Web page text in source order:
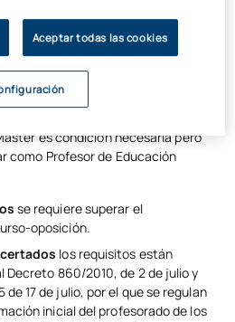
profesorado está dirigido a los
deseen ejercer la docencia en
Bachillerato, Formación
Idiomas, y tengan una formación
a la especialidad
es condición necesaria pero
como Profesor de Educación
se requiere superar el
oposición.
los requisitos están
Decreto 860/2010, de 2 de julio y
17 de julio, por el que se regulan
inicial del profesorado de los
Aceptar todas las cookies